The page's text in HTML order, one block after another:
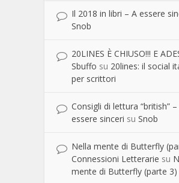
Il 2018 in libri – A essere
Snob
20LINES È CHIUSO!!! E
Sbuffo su 20lines: il social
per scrittori
Consigli di lettura “british” –
essere sinceri su Snob
Nella mente di Butterfly
Connessioni Letterarie su
mente di Butterfly (parte 3)